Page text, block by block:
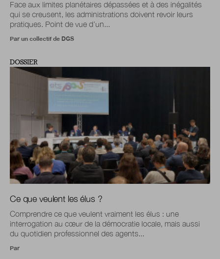
Face aux limites planétaires dépassées et à des inégalités
qui se creusent, les administrations doivent revoir leurs
pratiques. Point de vue d’un...
Par un collectif de DGS
DOSSIER
Ce que veulent les élus ?
Comprendre ce que veulent vraiment les élus : une
interrogation au cœur de la démocratie locale, mais aussi
du quotidien professionnel des agents...
Par